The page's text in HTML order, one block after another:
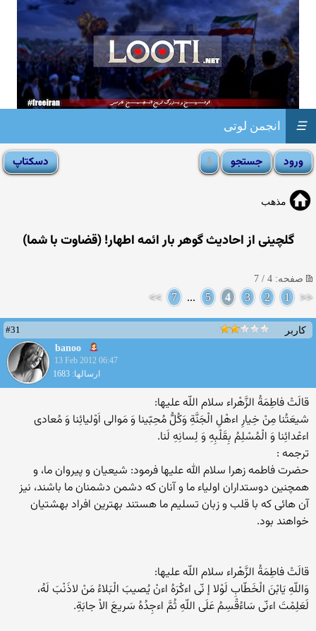
انجمن لوتی ☰
مذهب
گلچینی از احادیث گوهر بار ائمه اطهار! (قضاوت با شما)
صفحه: 4 / 7
<<
1
2
3
4
5
...
7
>>
کاربر
#31
banoo
13 Feb 2012 06:47
ارسالها: 1683
قالَتْ فاطِمَةُ الزَّهْراء سلام اللّه عليها:
شيعَتُنا مِنْ خِيارِ اءهْلِ الْجَنَّةِ وَكُلُّ مُحِبّينا وَ مَوالى اَوْليائِنا وَ مُعادى
اءعْدائِنا وَ الْمُسْلِمُ بِقَلْبِهِ وَ لِسانِهِ لَنا.
ترجمه :
حضرت فاطمه زهرا سلام الله علیها فرمود: شيعيان و پيروان ما، و
همچنين دوستداران اولياء ما و آنان كه دشمن دشمنان ما باشند، نيز
آن هائى كه با قلب و زبان تسليم ما هستند بهترين افراد بهشتيان
خواهند بود.
قالَتْ فاطِمَةُ الزَّهْراء سلام اللّه عليها:
وَاللّهِ يَابْنَ الْخَطّابِ لَوْلا إ نّى اءكْرَهُ اءنْ يُصيبَ الْبَلاءُ مَنْ لاذَنْبَ لَهُ،
لَعَلِمْتَ اءنّى سَاءُقْسِمُ عَلَى اللّهِ ثُمَّ اءجِدُهُ سَريعَ الاْ جابَةِ.